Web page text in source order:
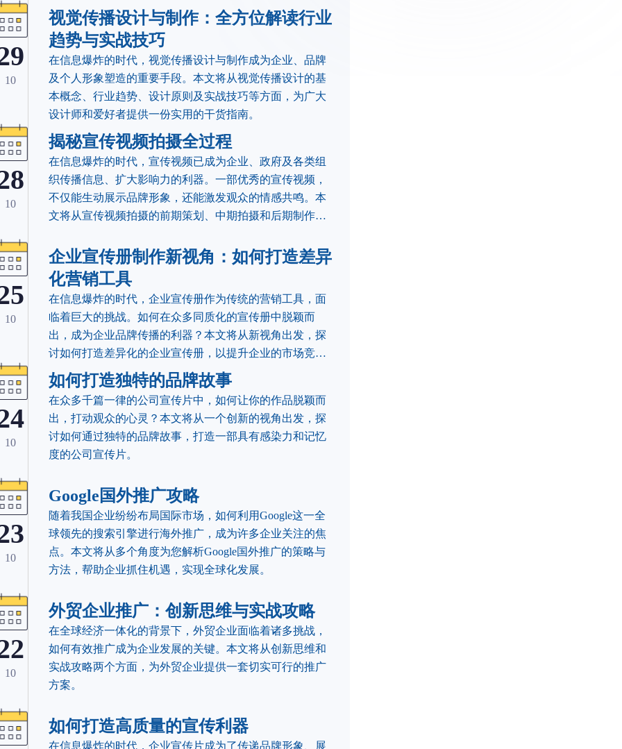
解析海外建站推广的策略。
10
视觉传播设计与制作：全方位解读行业
趋势与实战技巧
​在信息爆炸的时代，视觉传播设计与制作成为企业、品牌
及个人形象塑造的重要手段。本文将从视觉传播设计的基
本概念、行业趋势、设计原则及实战技巧等方面，为广大
设计师和爱好者提供一份实用的干货指南。
10
揭秘宣传视频拍摄全过程
​在信息爆炸的时代，宣传视频已成为企业、政府及各类组
织传播信息、扩大影响力的利器。一部优秀的宣传视频，
不仅能生动展示品牌形象，还能激发观众的情感共鸣。本
文将从宣传视频拍摄的前期策划、中期拍摄和后期制作三
10
企业宣传册制作新视角：如何打造差异
化营销工具
在信息爆炸的时代，企业宣传册作为传统的营销工具，面
临着巨大的挑战。如何在众多同质化的宣传册中脱颖而
出，成为企业品牌传播的利器？本文将从新视角出发，探
讨如何打造差异化的企业宣传册，以提升企业的市场竞争
力。
10
如何打造独特的品牌故事
在众多千篇一律的公司宣传片中，如何让你的作品脱颖而
出，打动观众的心灵？本文将从一个创新的视角出发，探
讨如何通过独特的品牌故事，打造一部具有感染力和记忆
度的公司宣传片。
10
Google国外推广攻略
随着我国企业纷纷布局国际市场，如何利用Google这一全
球领先的搜索引擎进行海外推广，成为许多企业关注的焦
点。本文将从多个角度为您解析Google国外推广的策略与
方法，帮助企业抓住机遇，实现全球化发展。
10
外贸企业推广：创新思维与实战攻略
在全球经济一体化的背景下，外贸企业面临着诸多挑战，
如何有效推广成为企业发展的关键。本文将从创新思维和
实战攻略两个方面，为外贸企业提供一套切实可行的推广
方案。
如何打造高质量的宣传利器
在信息爆炸的时代，企业宣传片成为了传递品牌形象、展